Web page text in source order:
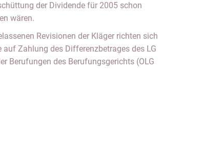
der Dividende für 2005 schon
wären.
Revisionen der Kläger richten sich
auf Zahlung des Differenzbetrages des LG
Berufungen des Berufungsgerichts (OLG